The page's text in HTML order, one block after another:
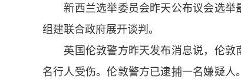
新西兰选举委员会昨天公布议会选举
组建联合政府展开谈判。
英国伦敦警方昨天发布消息说，伦敦
名行人受伤。伦敦警方已逮捕一名嫌疑